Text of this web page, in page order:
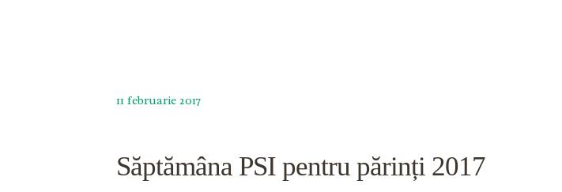
11 februarie 2017
Săptămâna PSI pentru părinți 2017